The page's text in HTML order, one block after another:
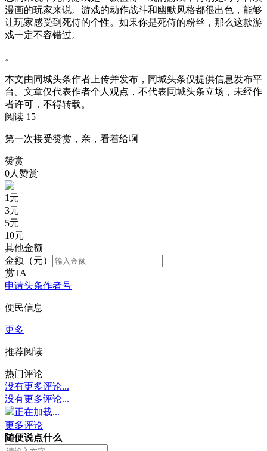
漫画的玩家来说。游戏的动作战斗和幽默风格都很出色，能够
让玩家感受到死侍的个性。如果你是死侍的粉丝，那么这款游
戏一定不容错过。
。
本文由同城头条作者上传并发布，同城头条仅提供信息发布平
台。文章仅代表作者个人观点，不代表同城头条立场，未经作
者许可，不得转载。
阅读 15
第一次接受赞赏，亲，看着给啊
赞赏
0人赞赏
1 元
3元
5元
10元
其他金额
金额（元）
赏TA
申请头条作者号
便民信息
更多
推荐阅读
热门评论
没有更多评论...
没有更多评论...
正在加载...
更多评论
随便说点什么